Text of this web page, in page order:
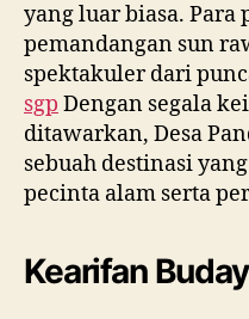
yang luar biasa.
pemandangan sun
spektakuler dari
sgp Dengan segala
ditawarkan, Desa
sebuah destinasi
pecinta alam serta
Kearifan